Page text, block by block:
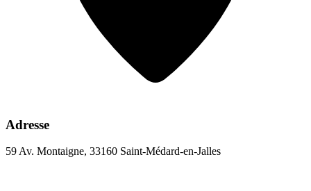
Adresse
59 Av. Montaigne, 33160 Saint-Médard-en-Jalles